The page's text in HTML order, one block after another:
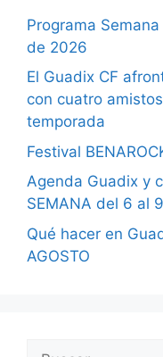
Programa
de 2026
El Guadix CF
con cuatro
temporada
Festival
Agenda Guadix y
SEMANA del 6 al
Qué hacer en
AGOSTO